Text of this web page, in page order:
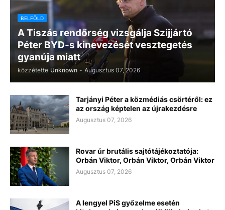
BELFÖLD
A Tiszás rendőrség vizsgálja Szijjártó
Péter BYD-s kinevezését vesztegetés
gyanúja miatt
közzétette Unknown - Augusztus 07, 2026
Tarjányi Péter a közmédiás csörtéről: ez
az ország képtelen az újrakezdésre
Augusztus 07, 2026
Rovar úr brutális sajtótájékoztatója:
Orbán Viktor, Orbán Viktor, Orbán Viktor
Augusztus 07, 2026
A lengyel PiS győzelme esetén